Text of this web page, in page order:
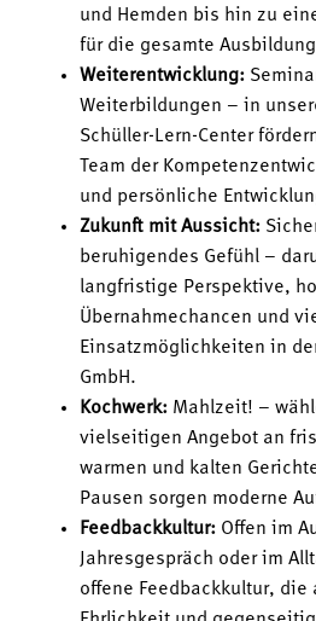
und Hemden bis hin zu
für die gesamte
Weiterentwicklung:
Weiterbildungen – in
Schüller-Lern-Center
Team der
und persönliche
Zukunft mit Aussicht:
beruhigendes Gefühl –
langfristige Perspektive,
Übernahmechancen und
Einsatzmöglichkeiten in
GmbH.
Kochwerk: Mahlzeit! –
vielseitigen Angebot an
warmen und kalten
Pausen sorgen moderne
Feedbackkultur: Offen im
Jahresgespräch oder im
offene Feedbackkultur, die